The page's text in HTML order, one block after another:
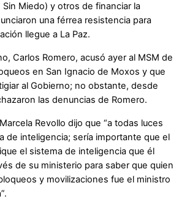
Miedo) y otros de financiar la
una férrea resistencia para
llegue a La Paz.
Carlos Romero, acusó ayer al MSM de
en San Ignacio de Moxos y que
al Gobierno; no obstante, desde
las denuncias de Romero.
Revollo dijo que “a todas luces
de inteligencia; sería importante que el
el sistema de inteligencia que él
de su ministerio para saber que quien
y movilizaciones fue el ministro